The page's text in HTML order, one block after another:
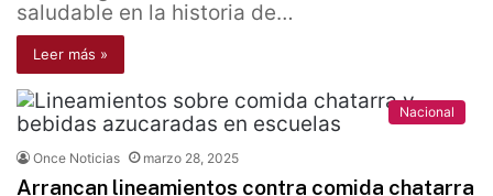
saludable en la historia de…
Leer más »
Nacional
Once Noticias marzo 28, 2025
Arrancan lineamientos contra comida chatarra